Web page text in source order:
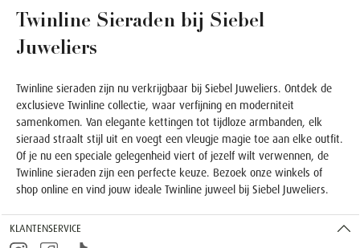
Twinline Sieraden bij Siebel
Juweliers
Twinline sieraden zijn nu verkrijgbaar bij Siebel Juweliers. Ontdek de
exclusieve Twinline collectie, waar verfijning en moderniteit
samenkomen. Van elegante kettingen tot tijdloze armbanden, elk
sieraad straalt stijl uit en voegt een vleugje magie toe aan elke outfit.
Of je nu een speciale gelegenheid viert of jezelf wilt verwennen, de
Twinline sieraden zijn een perfecte keuze. Bezoek onze winkels of
shop online en vind jouw ideale Twinline juweel bij Siebel Juweliers.
KLANTENSERVICE